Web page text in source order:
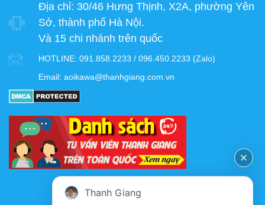
Địa chỉ: 30/46 Hưng Thịnh, X2A, phường Yên
Sở, thành phố Hà Nội.
Và 15 chi nhánh trên quốc
HOTLINE: 091.858.2233 / 096.450.2233 (Zalo)
Email: aoikawa@thanhgiang.com.vn
Thanh Giang